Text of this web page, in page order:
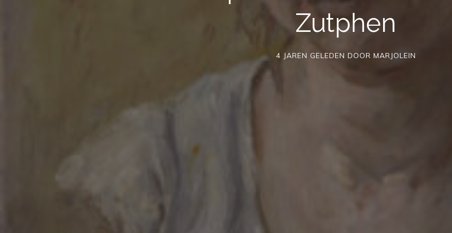
Zutphen
4 JAREN GELEDEN DOOR MARJOLEIN